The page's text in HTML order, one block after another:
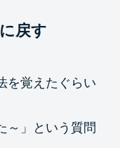
戻す
を覚えたぐらい
～」という質問